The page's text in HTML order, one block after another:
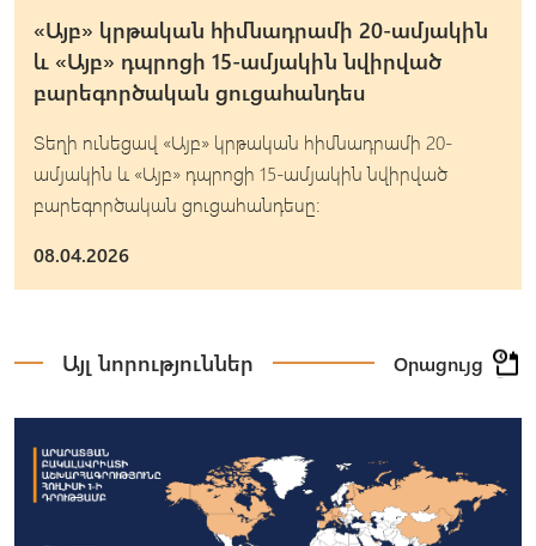
«Այբ» կրթական հիմնադրամի 20-ամյակին
և «Այբ» դպրոցի 15-ամյակին նվիրված
բարեգործական ցուցահանդես
Տեղի ունեցավ «Այբ» կրթական հիմնադրամի 20-
ամյակին և «Այբ» դպրոցի 15-ամյակին նվիրված
բարեգործական ցուցահանդեսը։
08.04.2026
Այլ նորություններ Օրացույց